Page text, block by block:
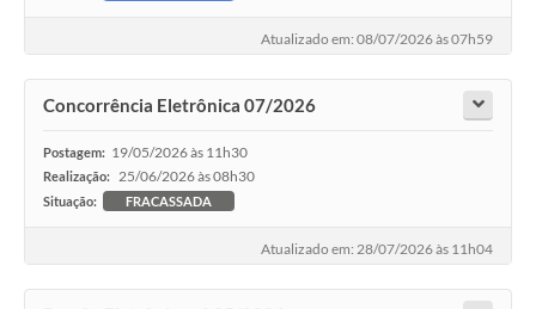
Atualizado em: 08/07/2026 às 07h59
Concorrência Eletrônica 07/2026
Postagem: 19/05/2026 às 11h30
Realização: 25/06/2026 às 08h30
Situação: FRACASSADA
Atualizado em: 28/07/2026 às 11h04